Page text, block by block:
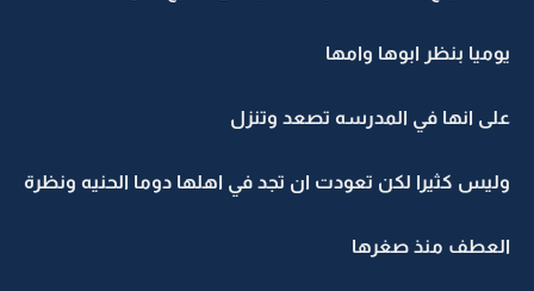
يوميا بنظر ابوها وامها
على انها في المدرسه تصعد وتنزل
وليس كثيرا لكن تعودت ان تجد في اهلها دوما الحنيه ونظرة
العطف منذ صغرها